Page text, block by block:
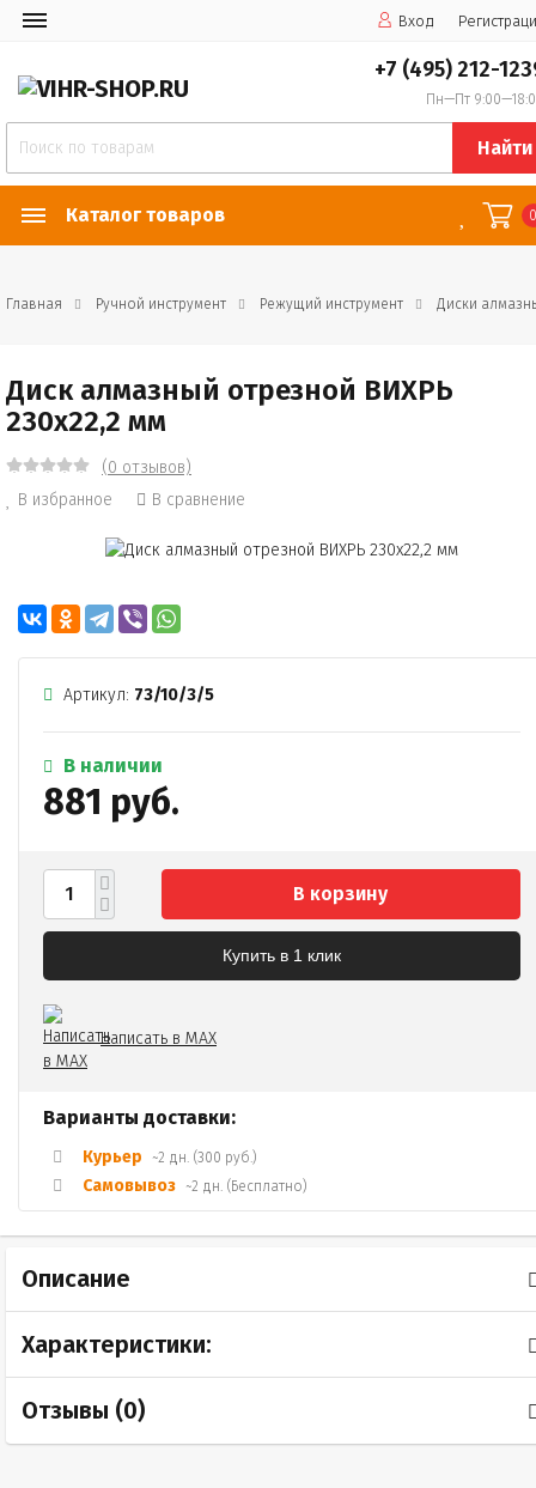
Вход
+7 (495) 212-
Пн—Пт
Найти
Каталог товаров
Главная Ручной инструмент Режущий инструмент Диски
Диск алмазный отрезной ВИХРЬ
230х22,2 мм
(0 отзывов)
В избранное
В сравнение
Артикул: 73/10/3/5
В наличии
881 руб.
В корзину
Купить в 1 клик
Написать в MAX
Варианты доставки:
Курьер ~2 дн. (300 руб.)
Самовывоз ~2 дн. (Бесплатно)
Описание
Характеристики:
Отзывы (0)